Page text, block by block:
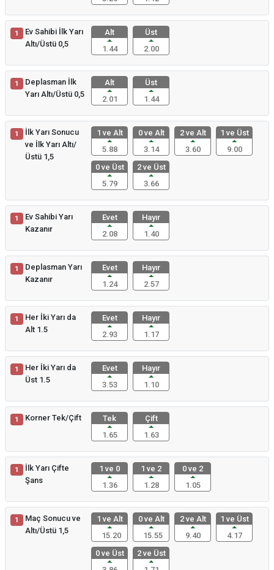
1
Ev Sahibi İlk Yarı
Altı/Üstü 0,5
Alt
1.44
Üst
2.00
1
Deplasman İlk
Yarı Altı/Üstü 0,5
Alt
2.01
Üst
1.44
1
İlk Yarı Sonucu
ve İlk Yarı Altı/
Üstü 1,5
1 ve Alt
5.88
0 ve Alt
3.14
2 ve Alt
3.60
1 ve Üst
9.00
0 ve Üst
5.79
2 ve Üst
3.66
1
Ev Sahibi Yarı
Kazanır
Evet
2.08
Hayır
1.40
1
Deplasman Yarı
Kazanır
Evet
1.24
Hayır
2.57
1
Her İki Yarı da
Alt 1.5
Evet
2.93
Hayır
1.17
1
Her İki Yarı da
Üst 1.5
Evet
3.53
Hayır
1.10
1 Korner Tek/Çift
Tek
1.65
Çift
1.63
1
İlk Yarı Çifte
Şans
1 ve 0
1.36
1 ve 2
1.28
0 ve 2
1.05
1
Maç Sonucu ve
Altı/Üstü 1,5
1 ve Alt
15.20
0 ve Alt
15.55
2 ve Alt
9.40
1 ve Üst
4.17
0 ve Üst
2 ve Üst